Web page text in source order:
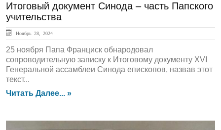
Итоговый документ Синода – часть Папского
учительства
Ноябрь 28, 2024
25 ноября Папа Франциск обнародовал
сопроводительную записку к Итоговому документу XVI
Генеральной ассамблеи Синода епископов, назвав этот
текст...
Читать Далее... »